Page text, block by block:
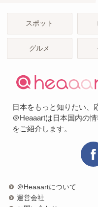
スポット
グルメ
日本をもっと知りたい、
＠Heaaartは日本国内の
をご紹介します。
＠Heaaartについて
運営会社